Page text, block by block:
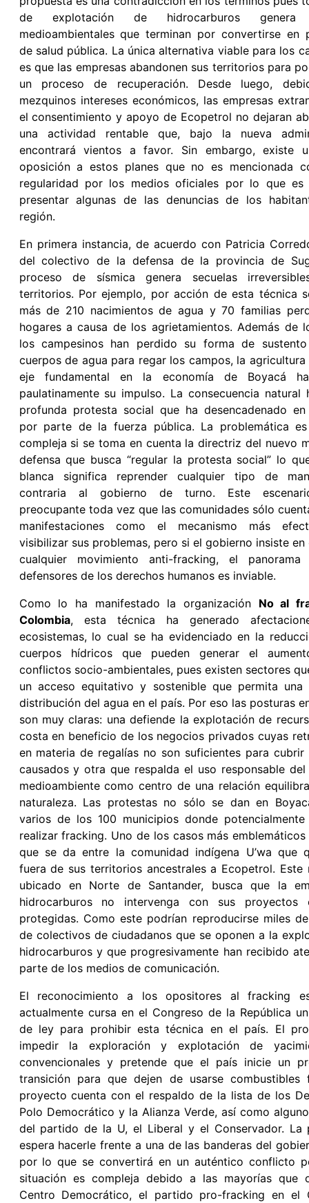
de explotación de hidrocarburos genera
medioambientales que terminan por convertirse en
de salud pública. La única alternativa viable para los
es que las empresas abandonen sus territorios para
un proceso de recuperación. Desde luego,
mezquinos intereses económicos, las empresas
el consentimiento y apoyo de Ecopetrol no dejaran
una actividad rentable que, bajo la nueva
encontrará vientos a favor. Sin embargo, existe
oposición a estos planes que no es mencionada
regularidad por los medios oficiales por lo que es
presentar algunas de las denuncias de los
región.
En primera instancia, de acuerdo con Patricia
del colectivo de la defensa de la provincia de
proceso de sísmica genera secuelas
territorios. Por ejemplo, por acción de esta técnica
más de 210 nacimientos de agua y 70 familias
hogares a causa de los agrietamientos. Además de
los campesinos han perdido su forma de
cuerpos de agua para regar los campos, la agricultura
eje fundamental en la economía de Boyacá
paulatinamente su impulso. La consecuencia natural
profunda protesta social que ha desencadenado en
por parte de la fuerza pública. La problemática
compleja si se toma en cuenta la directriz del nuevo
defensa que busca “regular la protesta social” lo
blanca significa reprender cualquier tipo de
contraria al gobierno de turno. Este
preocupante toda vez que las comunidades sólo
manifestaciones como el mecanismo más
visibilizar sus problemas, pero si el gobierno insiste en
cualquier movimiento anti-fracking, el
defensores de los derechos humanos es inviable.
Como lo ha manifestado la organización No al
Colombia, esta técnica ha generado
ecosistemas, lo cual se ha evidenciado en la
cuerpos hídricos que pueden generar el
conflictos socio-ambientales, pues existen sectores
un acceso equitativo y sostenible que permita una
distribución del agua en el país. Por eso las posturas
son muy claras: una defiende la explotación de
costa en beneficio de los negocios privados cuyas
en materia de regalías no son suficientes para cubrir
causados y otra que respalda el uso responsable
medioambiente como centro de una relación
naturaleza. Las protestas no sólo se dan en
varios de los 100 municipios donde
realizar fracking. Uno de los casos más
que se da entre la comunidad indígena U’wa que
fuera de sus territorios ancestrales a Ecopetrol. Este
ubicado en Norte de Santander, busca que la
hidrocarburos no intervenga con sus proyectos
protegidas. Como este podrían reproducirse miles
de colectivos de ciudadanos que se oponen a la
hidrocarburos y que progresivamente han recibido
parte de los medios de comunicación.
El reconocimiento a los opositores al fracking
actualmente cursa en el Congreso de la República
de ley para prohibir esta técnica en el país. El
impedir la exploración y explotación de
convencionales y pretende que el país inicie un
transición para que dejen de usarse combustibles
proyecto cuenta con el respaldo de la lista de los
Polo Democrático y la Alianza Verde, así como
del partido de la U, el Liberal y el Conservador. La
espera hacerle frente a una de las banderas del
por lo que se convertirá en un auténtico conflicto
situación es compleja debido a las mayorías que
Centro Democrático, el partido pro-fracking en el